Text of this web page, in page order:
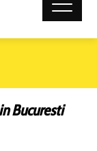
Bucuresti